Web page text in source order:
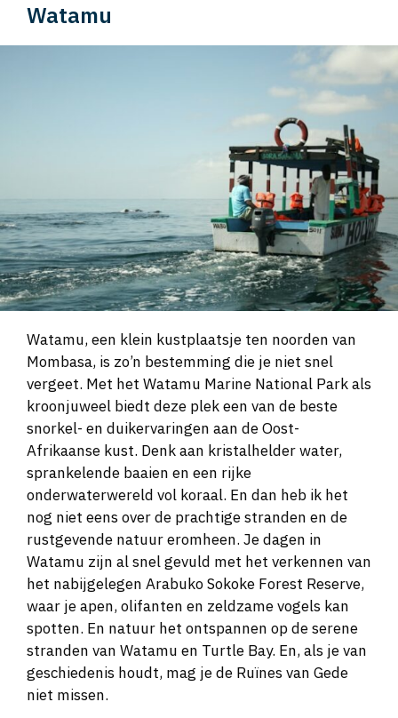
Watamu
Watamu, een klein kustplaatsje ten noorden van
Mombasa, is zo’n bestemming die je niet snel
vergeet. Met het Watamu Marine National Park als
kroonjuweel biedt deze plek een van de beste
snorkel- en duikervaringen aan de Oost-
Afrikaanse kust. Denk aan kristalhelder water,
sprankelende baaien en een rijke
onderwaterwereld vol koraal. En dan heb ik het
nog niet eens over de prachtige stranden en de
rustgevende natuur eromheen. Je dagen in
Watamu zijn al snel gevuld met het verkennen van
het nabijgelegen Arabuko Sokoke Forest Reserve,
waar je apen, olifanten en zeldzame vogels kan
spotten. En natuur het ontspannen op de serene
stranden van Watamu en Turtle Bay. En, als je van
geschiedenis houdt, mag je de Ruïnes van Gede
niet missen.